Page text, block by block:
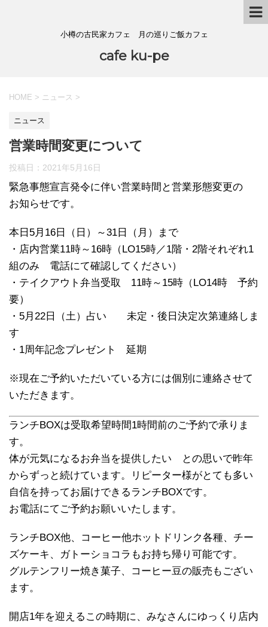
小樽の古民家カフェ 月の巡りご飯カフェ
cafe ku-pe
HOME > ニュース >
ニュース
営業時間変更について
投稿日： 2021年5月16日
緊急事態宣言発令に伴い営業時間と営業形態変更の
お知らせです。
本日5月16日（日）～31日（月）まで
・店内営業11時～16時（LO15時／1階・2階それぞれ1
組のみ 電話にて確認してください）
・テイクアウト弁当受取 11時～15時（LO14時 予約
要）
・5月22日（土）占い 未定・後日決定次第連絡しま
す
・1周年記念プレゼント 延期
※現在ご予約いただいている方には個別に連絡させて
いただきます。
ランチBOXは受取希望時間1時間前のご予約で承りま
す。
体が元気になるお弁当を提供したい との思いで昨年
からずっと続けています。リピーター様がとても多い
自信を持ってお届けできるランチBOXです。
お電話にてご予約お願いいたします。
ランチBOX他、コーヒー他ホットドリンク各種、チー
ズケーキ、ガトーショコラもお持ち帰り可能です。
グルテンフリー焼き菓子、コーヒー豆の販売もござい
ます。
開店1年を迎えるこの時期に、みなさんにゆっくり店内